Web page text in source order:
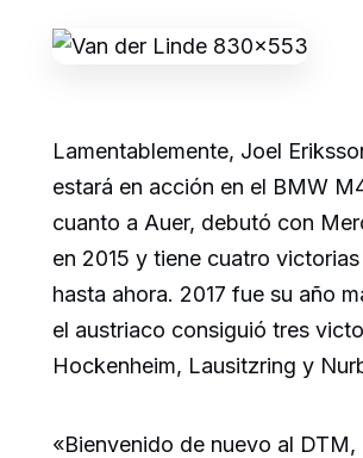
Lamentablemente, Joel
estará en acción en el BMW
cuanto a Auer, debutó con
en 2015 y tiene cuatro
hasta ahora. 2017 fue su año
el austriaco consiguió tres
Hockenheim, Lausitzring y
«Bienvenido de nuevo al DTM,